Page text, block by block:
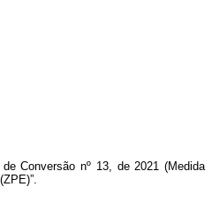
Conversão nº 13, de 2021 (Medida